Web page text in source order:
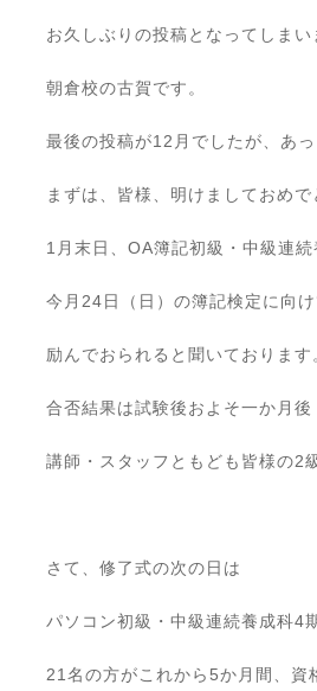
お久しぶりの投稿となってしま
朝倉校の古賀です。
最後の投稿が12月でしたが、あ
まずは、皆様、明けましておめで
1月末日、OA簿記初級・中級連
今月24日（日）の簿記検定に向
励んでおられると聞いております
合否結果は試験後およそ一か月後
講師・スタッフともども皆様の2
さて、修了式の次の日は
パソコン初級・中級連続養成科4
21名の方がこれから5か月間、資